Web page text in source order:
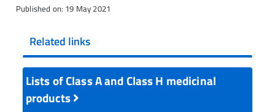
Published on: 19 May 2021
Related links
Lists of Class A and Class H medicinal
products